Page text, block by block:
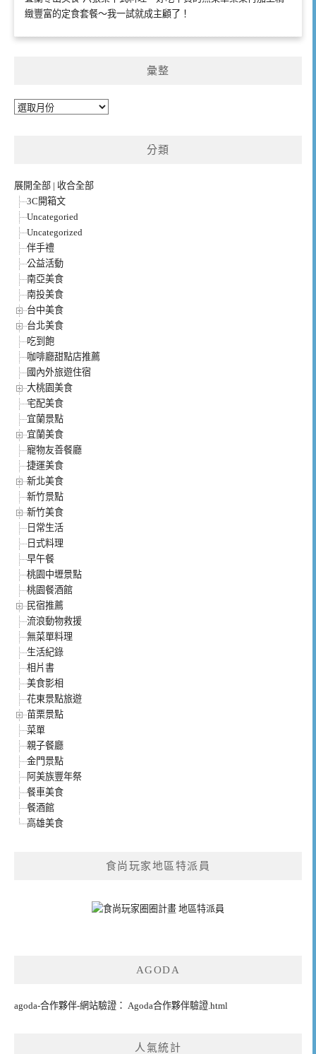
緻豐富的定食套餐～我一試就成主顧了！
彙整
彙
分類
展開全部 | 收合全部
3C開箱文
Uncategoried
Uncategorized
伴手禮
公益活動
南亞美食
南投美食
台中美食
台北美食
吃到飽
咖啡廳甜點店推薦
國內外旅遊住宿
大桃園美食
宅配美食
宜蘭景點
宜蘭美食
寵物友善餐廳
捷運美食
新北美食
新竹景點
新竹美食
日常生活
日式料理
早午餐
桃園中壢景點
桃園餐酒館
民宿推薦
流浪動物救援
無菜單料理
生活紀錄
相片書
美食影相
花東景點旅遊
苗栗景點
菜單
親子餐廳
金門景點
阿美族豐年祭
餐車美食
餐酒館
高雄美食
食尚玩家地區特派員
AGODA
agoda-合作夥伴-網站驗證： Agoda合作夥伴驗證.html
人氣統計